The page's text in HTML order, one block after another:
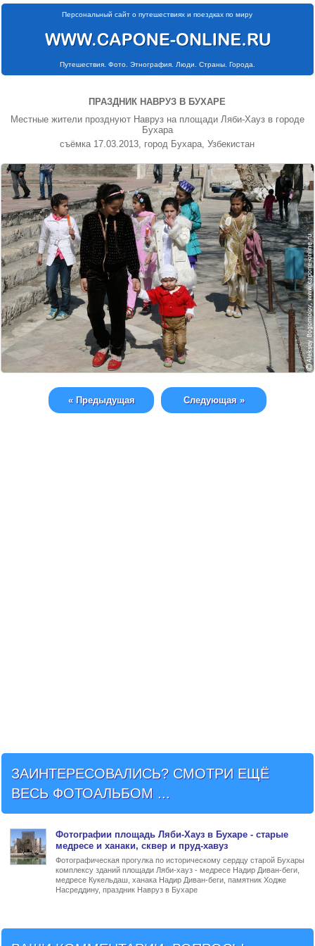
Персональный сайт о путешествиях и поездках по миру
Путешествия. Фото. Этнография. Люди. Страны. Города.
ПРАЗДНИК НАВРУЗ В БУХАРЕ
Местные жители прозднуют Навруз на площади Ляби-Хауз в городе
Бухара
съёмка 17.03.2013, город Бухара, Узбекистан
« Предыдущая Следующая »
ЗАИНТЕРЕСОВАЛИСЬ? СМОТРИ ЕЩЁ
ВЕСЬ ФОТОАЛЬБОМ ...
Фотографии площадь Ляби-Хауз в Бухаре- старые
медресе и ханаки, сквер и пруд-хавуз
Фотографическая прогулка по историческому сердцу старой Бухары
комплексу зданий площади Ляби-хауз - медресе Надир Диван-беги,
медресе Кукельдаш, ханака Надир Диван-беги, памятник Ходже
Насреддину, праздник Навруз в Бухаре